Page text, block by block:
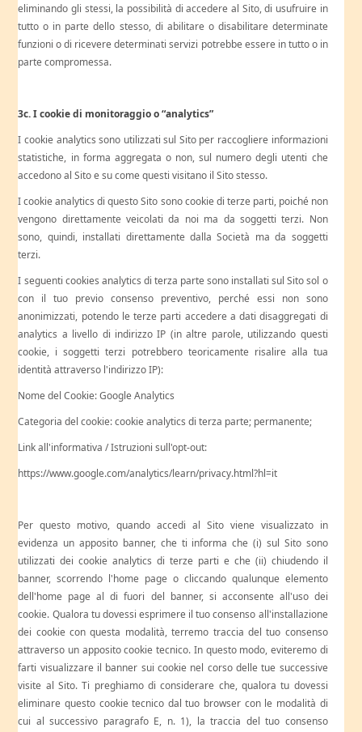
eliminando gli stessi, la possibilità di accedere al Sito, di usufruire in
tutto o in parte dello stesso, di abilitare o disabilitare determinate
funzioni o di ricevere determinati servizi potrebbe essere in tutto o in
parte compromessa.
3c. I cookie di monitoraggio o “analytics”
I cookie analytics sono utilizzati sul Sito per raccogliere informazioni
statistiche, in forma aggregata o non, sul numero degli utenti che
accedono al Sito e su come questi visitano il Sito stesso.
I cookie analytics di questo Sito sono cookie di terze parti, poiché non
vengono direttamente veicolati da noi ma da soggetti terzi. Non
sono, quindi, installati direttamente dalla Società ma da soggetti
terzi.
I seguenti cookies analytics di terza parte sono installati sul Sito sol o
con il tuo previo consenso preventivo, perché essi non sono
anonimizzati, potendo le terze parti accedere a dati disaggregati di
analytics a livello di indirizzo IP (in altre parole, utilizzando questi
cookie, i soggetti terzi potrebbero teoricamente risalire alla tua
identità attraverso l'indirizzo IP):
Nome del Cookie: Google Analytics
Categoria del cookie: cookie analytics di terza parte; permanente;
Link all'informativa / Istruzioni sull'opt-out:
https://www.google.com/analytics/learn/privacy.html?hl=it
Per questo motivo, quando accedi al Sito viene visualizzato in
evidenza un apposito banner, che ti informa che (i) sul Sito sono
utilizzati dei cookie analytics di terze parti e che (ii) chiudendo il
banner, scorrendo l'home page o cliccando qualunque elemento
dell'home page al di fuori del banner, si acconsente all'uso dei
cookie. Qualora tu dovessi esprimere il tuo consenso all'installazione
dei cookie con questa modalità, terremo traccia del tuo consenso
attraverso un apposito cookie tecnico. In questo modo, eviteremo di
farti visualizzare il banner sui cookie nel corso delle tue successive
visite al Sito. Ti preghiamo di considerare che, qualora tu dovessi
eliminare questo cookie tecnico dal tuo browser con le modalità di
cui al successivo paragrafo E, n. 1), la traccia del tuo consenso